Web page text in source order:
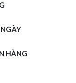
HÀNG